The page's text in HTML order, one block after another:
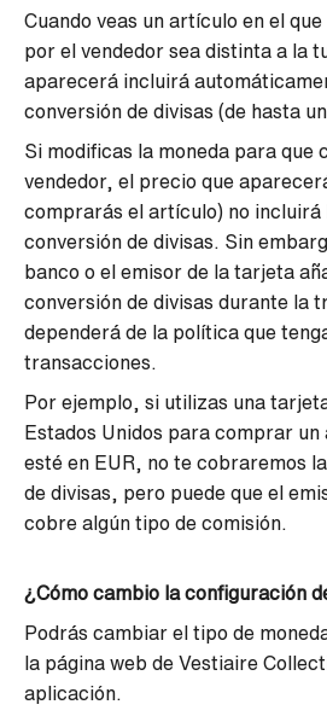
Cuando veas un artículo en el
por el vendedor sea distinta a la
aparecerá incluirá
conversión de divisas (de hasta
Si modificas la moneda para que
vendedor, el precio que
comprarás el artículo) no incluirá
conversión de divisas. Sin
banco o el emisor de la tarjeta
conversión de divisas durante la
dependerá de la política que
transacciones.
Por ejemplo, si utilizas una
Estados Unidos para comprar
esté en EUR, no te cobraremos
de divisas, pero puede que el
cobre algún tipo de comisión.
¿Cómo cambio la configuración
Podrás cambiar el tipo de
la página web de Vestiaire
aplicación.